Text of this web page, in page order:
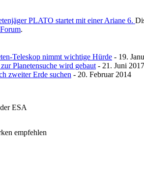
PLATO startet mit einer Ariane 6.
.
Teleskop nimmt wichtige Hürde - 19.
Planetensuche wird gebaut - 21. Juni 2017
zweiter Erde suchen - 20. Februar 2014
ESA